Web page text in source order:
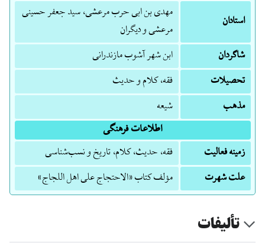
استادان
مهدی بن ابی حرب مرعشی، سید جعفر حسینی
مرعشی و دیگران
شاگردان
ابن شهر آشوب مازندرانی
تحصیلات
فقه، کلام و حدیث
مذهب
شیعه
اطلاعات فرهنگی
زمینه فعالیت
فقه، حدیث، کلام، تاریخ و نسب‌شناسی
علت شهرت
مؤلف کتاب «الاحتجاج علی اهل اللجاج»
تألیفات